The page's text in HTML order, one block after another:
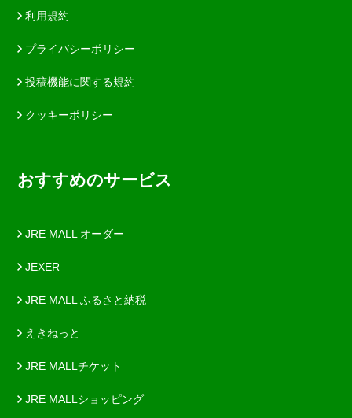
利用規約
プライバシーポリシー
投稿機能に関する規約
クッキーポリシー
おすすめのサービス
JRE MALL オーダー
JEXER
JRE MALL ふるさと納税
えきねっと
JRE MALLチケット
JRE MALLショッピング